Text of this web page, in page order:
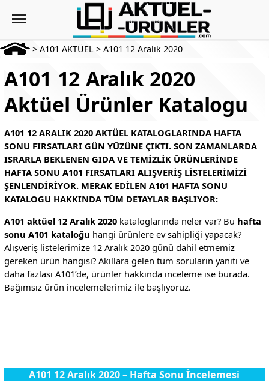
> A101 AKTÜEL > A101 12 Aralık 2020
A101 12 Aralık 2020
Aktüel Ürünler Katalogu
A101 12 ARALIK 2020 AKTÜEL KATALOGLARINDA HAFTA
SONU FIRSATLARI GÜN YÜZÜNE ÇIKTI. SON ZAMANLARDA
ISRARLA BEKLENEN GIDA VE TEMIZLIK ÜRÜNLERINDE
HAFTA SONU A101 FIRSATLARI ALIŞVERIŞ LISTELERIMIZI
ŞENLENDIRIYOR. MERAK EDILEN A101 HAFTA SONU
KATALOGU HAKKINDA TÜM DETAYLAR BAŞLIYOR:
A101 aktüel 12 Aralık 2020kataloglarında neler var? Bu hafta
sonu A101 kataloğu hangi ürünlere ev sahipliği yapacak?
Alışveriş listelerimize 12 Aralık 2020 günü dahil etmemiz
gereken ürün hangisi? Akıllara gelen tüm soruların yanıtı ve
daha fazlası A101’de, ürünler hakkında inceleme ise burada.
Bağımsız ürün incelemelerimiz ile başlıyoruz.
A101 12 Aralık 2020 – Hafta Sonu İncelemesi